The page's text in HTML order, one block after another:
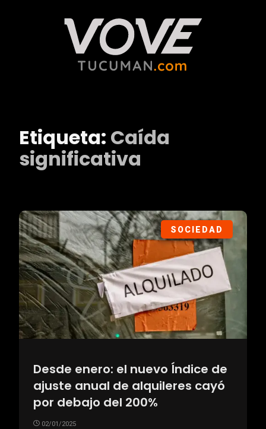
Etiqueta: Caída
significativa
SOCIEDAD
Desde enero: el nuevo Índice de
ajuste anual de alquileres cayó
por debajo del 200%
02/01/2025